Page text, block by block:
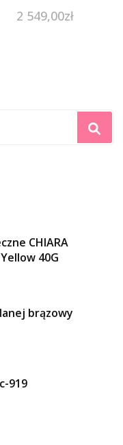
2 549,00zł
CHIARA
Yellow 40G
brązowy
919